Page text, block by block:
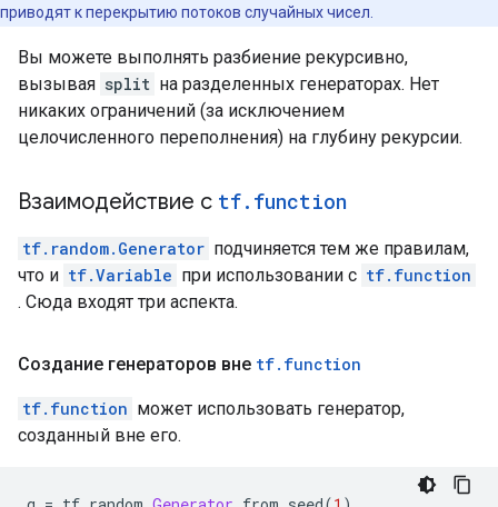
приводят к перекрытию потоков случайных чисел.
Вы можете выполнять разбиение рекурсивно,
вызывая split на разделенных генераторах. Нет
никаких ограничений (за исключением
целочисленного переполнения) на глубину рекурсии.
Взаимодействие с tf. function
tf.random.Generator подчиняется тем же правилам,
что и tf.Variable при использовании с tf.function
. Сюда входят три аспекта.
Создание генераторов вне tf. function
tf.function может использовать генератор,
созданный вне его.